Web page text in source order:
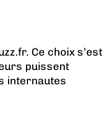
Ce choix s’est
puissent
internautes